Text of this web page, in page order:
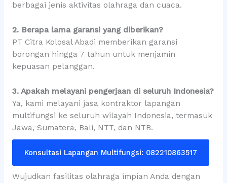
berbagai jenis aktivitas olahraga dan cuaca.
2. Berapa lama garansi yang diberikan?
PT Citra Kolosal Abadi memberikan garansi
borongan hingga 7 tahun untuk menjamin
kepuasan pelanggan.
3. Apakah melayani pengerjaan di seluruh Indonesia?
Ya, kami melayani jasa kontraktor lapangan
multifungsi ke seluruh wilayah Indonesia, termasuk
Jawa, Sumatera, Bali, NTT, dan NTB.
Konsultasi Lapangan Multifungsi: 082210863517
Wujudkan fasilitas olahraga impian Anda dengan